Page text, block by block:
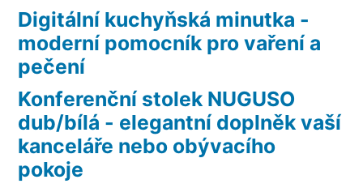
Digitální kuchyňská minutka -
moderní pomocník pro vaření a
pečení
Konferenční stolek NUGUSO
dub/bílá - elegantní doplněk vaší
kanceláře nebo obývacího
pokoje